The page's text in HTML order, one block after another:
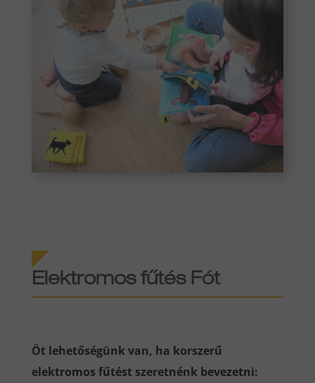
Elektromos fűtés Fót
Öt lehetőségünk van, ha korszerű
elektromos fűtést szeretnénk bevezetni: